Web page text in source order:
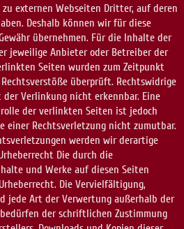
externen Webseiten Dritter, auf deren
Deshalb können wir für diese
übernehmen. Für die Inhalte der
jeweilige Anbieter oder Betreiber der
Seiten wurden zum Zeitpunkt
überprüft. Rechtswidrige
Verlinkung nicht erkennbar. Eine
der verlinkten Seiten ist jedoch
einer Rechtsverletzung nicht zumutbar.
werden wir derartige
Die durch die
und Werke auf diesen Seiten
Die Vervielfältigung,
jede Art der Verwertung außerhalb der
der schriftlichen Zustimmung